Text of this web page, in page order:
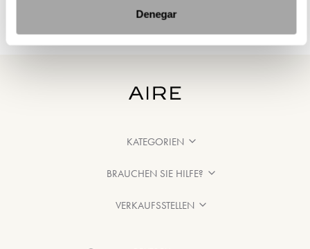
Denegar
KATEGORIEN
BRAUCHEN SIE HILFE?
VERKAUFSSTELLEN